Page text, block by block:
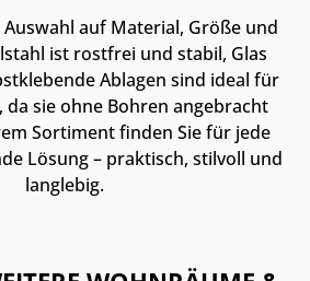
auf Material, Größe und
ist rostfrei und stabil, Glas
Ablagen sind ideal für
sie ohne Bohren angebracht
Sortiment finden Sie für jede
Lösung – praktisch, stilvoll und
langlebig.